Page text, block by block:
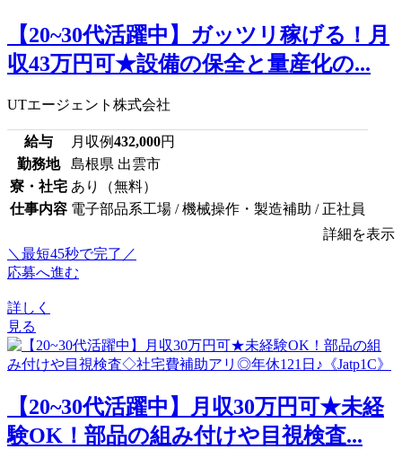
【20~30代活躍中】ガッツリ稼げる！月
収43万円可★設備の保全と量産化の...
UTエージェント株式会社
給与 月収例432,000円
勤務地
島根県 出雲市
寮・社宅 あり（無料）
仕事内容 電子部品系工場 / 機械操作・製造補助 / 正社員
詳細を表示
＼最短45秒で完了／
応募へ進む
詳しく
見る
【20~30代活躍中】月収30万円可★未経
験OK！部品の組み付けや目視検査...